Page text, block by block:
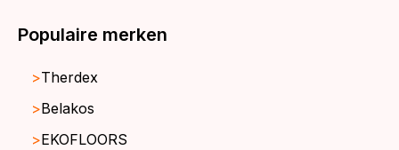
Populaire merken
Therdex
Belakos
EKOFLOORS